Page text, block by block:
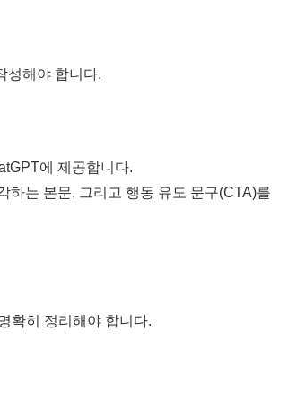
성해야 합니다.
에 제공합니다.
하는 본문, 그리고 행동 유도 문구(CTA)를
확히 정리해야 합니다.